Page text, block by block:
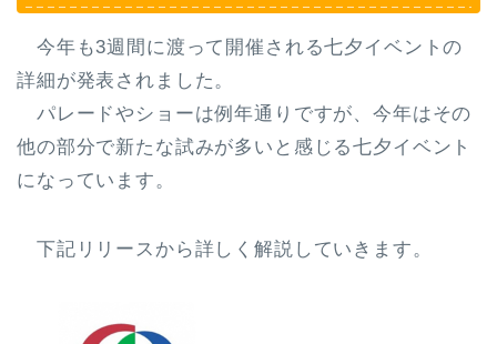
今年も3週間に渡って開催される七夕イベントの
詳細が発表されました。
パレードやショーは例年通りですが、今年はその
他の部分で新たな試みが多いと感じる七夕イベント
になっています。
下記リリースから詳しく解説していきます。